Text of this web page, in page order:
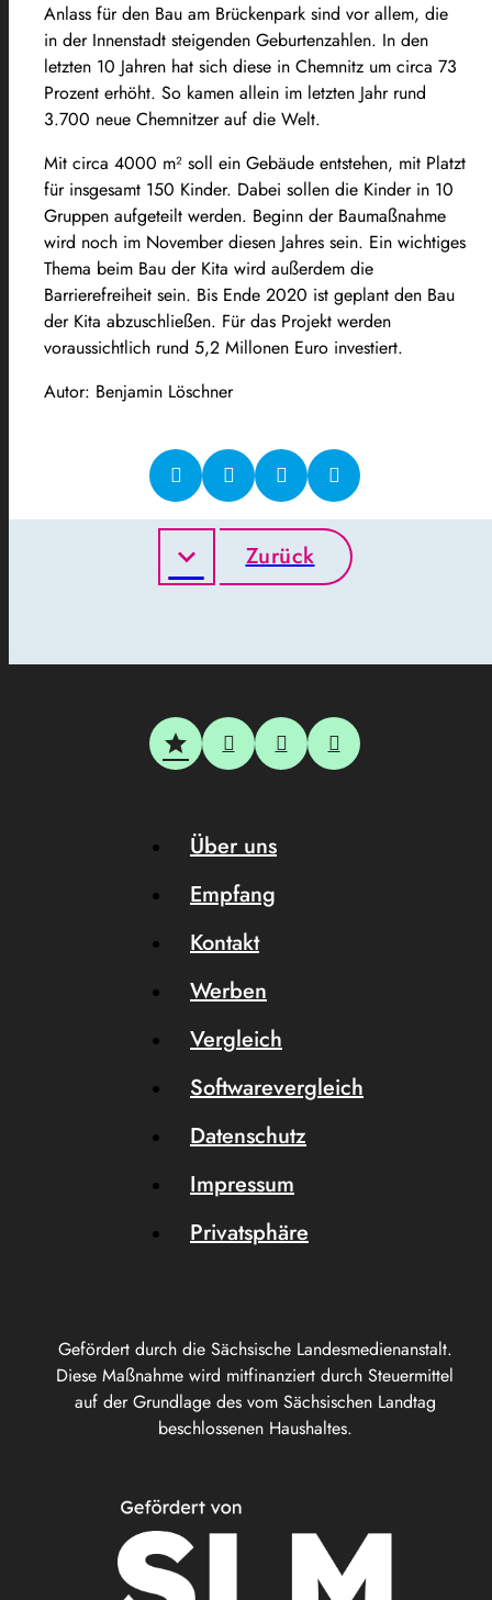
Anlass für den Bau am Brückenpark sind vor allem, die
in der Innenstadt steigenden Geburtenzahlen. In den
letzten 10 Jahren hat sich diese in Chemnitz um circa 73
Prozent erhöht. So kamen allein im letzten Jahr rund
3.700 neue Chemnitzer auf die Welt.
Mit circa 4000 m² soll ein Gebäude entstehen, mit Platzt
für insgesamt 150 Kinder. Dabei sollen die Kinder in 10
Gruppen aufgeteilt werden. Beginn der Baumaßnahme
wird noch im November diesen Jahres sein. Ein wichtiges
Thema beim Bau der Kita wird außerdem die
Barrierefreiheit sein. Bis Ende 2020 ist geplant den Bau
der Kita abzuschließen. Für das Projekt werden
voraussichtlich rund 5,2 Millonen Euro investiert.
Autor: Benjamin Löschner
Zurück
Gefördert durch die Sächsische Landesmedienanstalt.
Diese Maßnahme wird mitfinanziert durch Steuermittel
auf der Grundlage des vom Sächsischen Landtag
beschlossenen Haushaltes.
Über uns
Empfang
Kontakt
Werben
Vergleich
Softwarevergleich
Datenschutz
Impressum
Privatsphäre